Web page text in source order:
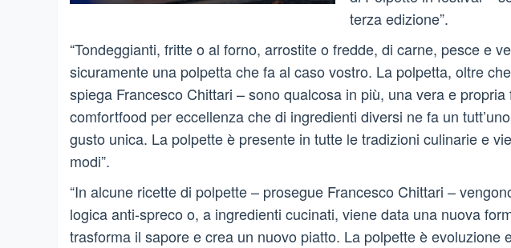
terza edizione”.
“Tondeggianti, fritte o al forno, arrostite o fredde, di carne, pesce e
sicuramente una polpetta che fa al caso vostro. La polpetta, oltre
spiega Francesco Chittari – sono qualcosa in più, una vera e
comfortfood per eccellenza che di ingredienti diversi ne fa un
gusto unica. La polpette è presente in tutte le tradizioni culinarie e
modi”.
“In alcune ricette di polpette – prosegue Francesco Chittari –
logica anti-spreco o, a ingredienti cucinati, viene data una nuova
trasforma il sapore e crea un nuovo piatto. La polpette è evoluzione